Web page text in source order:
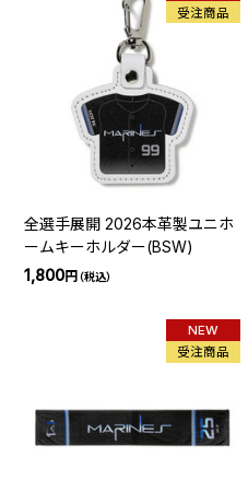
受注商品
全選手展開 2026本革製ユニホ
ームキーホルダー(BSW)
1,800円（税込）
NEW
受注商品